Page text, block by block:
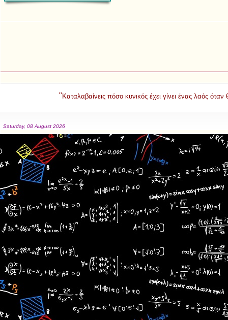
" Καταλαβαίνεις πόσο κυνικός έχει γίνει ένας λαός
Saturday, 08 August 2026